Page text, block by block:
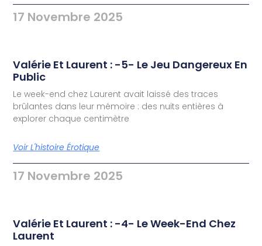
17 Novembre 2025
Valérie Et Laurent : -5- Le Jeu Dangereux En
Public
Le week-end chez Laurent avait laissé des traces
brûlantes dans leur mémoire : des nuits entières à
explorer chaque centimètre
Voir L'histoire Érotique
17 Novembre 2025
Valérie Et Laurent : -4- Le Week-End Chez
Laurent